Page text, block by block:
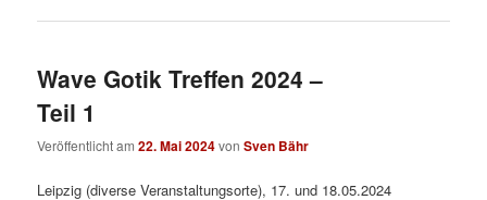
Wave Gotik Treffen 2024 –
Teil 1
Veröffentlicht am22. Mai 2024vonSven Bähr
Leipzig (diverse Veranstaltungsorte), 17. und 18.05.2024